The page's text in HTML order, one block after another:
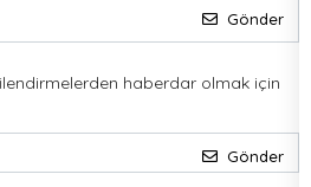
Gönder
haberdar olmak için
Gönder